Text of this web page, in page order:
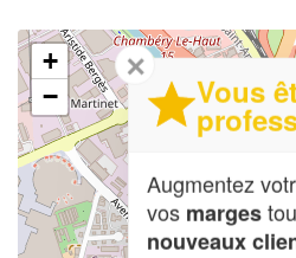
+
−
✕
Vous
Augmentez
vos marges
nouveaux